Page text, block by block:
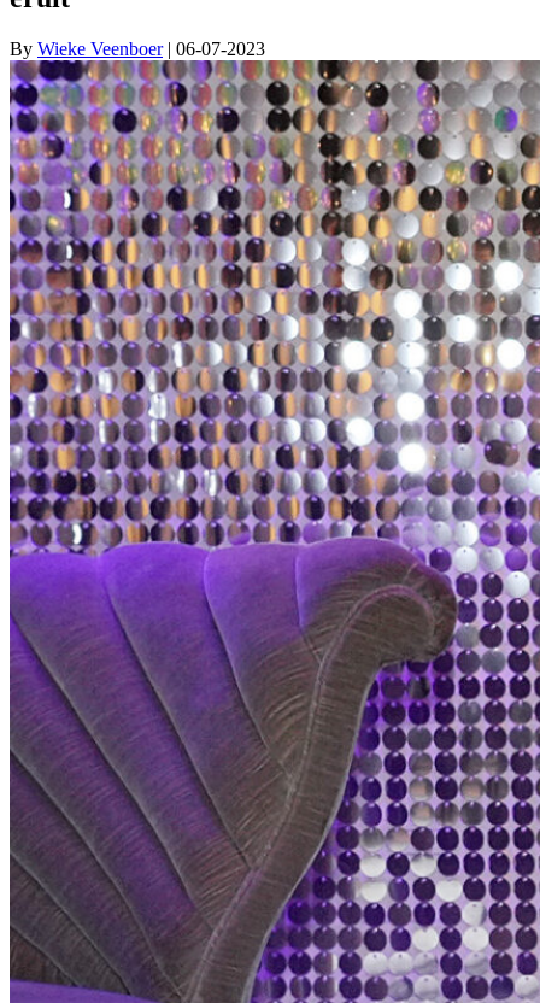
By Wieke Veenboer| 06-07-2023